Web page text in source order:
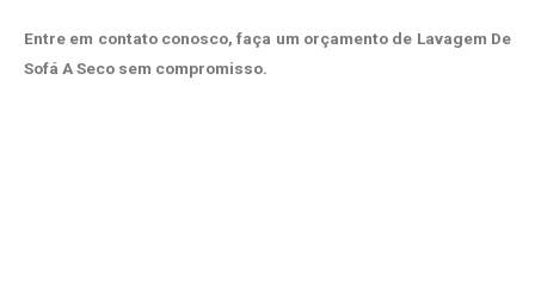
Entre em contato conosco, faça um orçamento de Lavagem De
Sofá A Seco sem compromisso.